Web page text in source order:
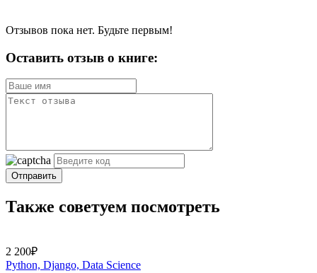
Отзывов пока нет. Будьте первым!
Оставить отзыв о книге:
Отправить
Также советуем посмотреть
2 200₽
Python, Django, Data Science